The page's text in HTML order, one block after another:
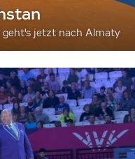
geht's jetzt nach Almaty